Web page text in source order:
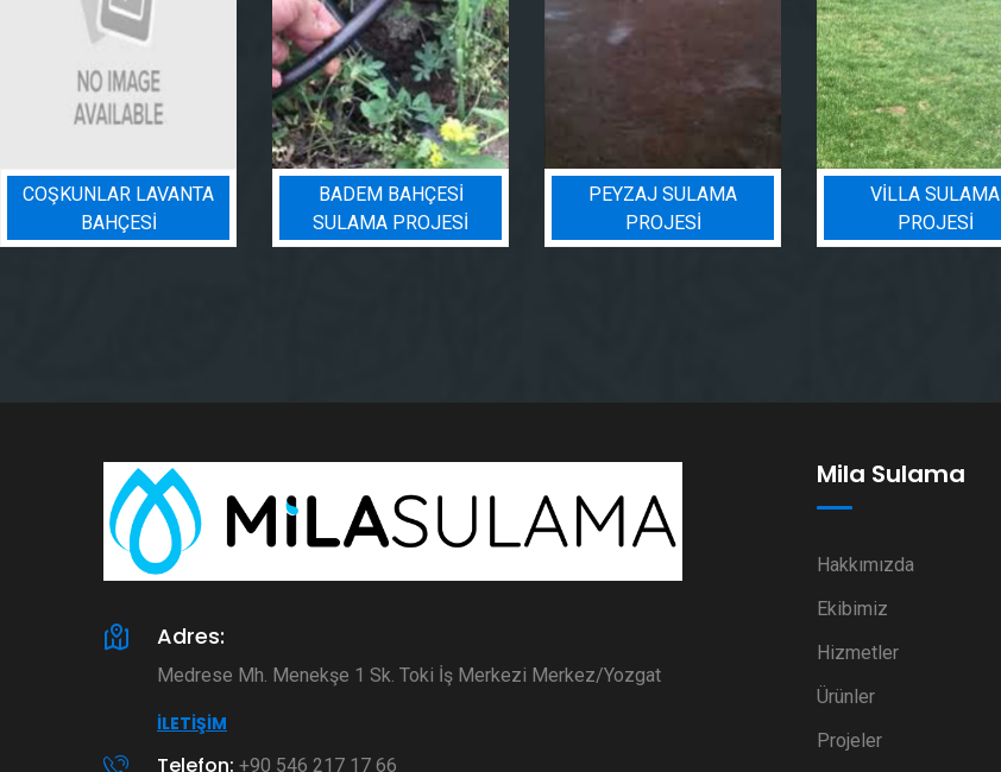
COŞKUNLAR LAVANTA
BAHÇESİ
BADEM BAHÇESI
SULAMA PROJESI
PEYZAJ SULAMA
PROJESI
VILLA SULAMA
PROJESI
Adres:
Medrese Mh. Menekşe 1 Sk. Toki İş Merkezi Merkez/Yozgat
İLETIŞIM
Telefon: +90 546 217 17 66
Mila Sulama
Hakkımızda
Ekibimiz
Hizmetler
Ürünler
Projeler